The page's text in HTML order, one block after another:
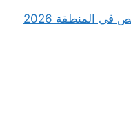
مظلات حدائق للبيع الرياض الأرخص في المنطقة 2026